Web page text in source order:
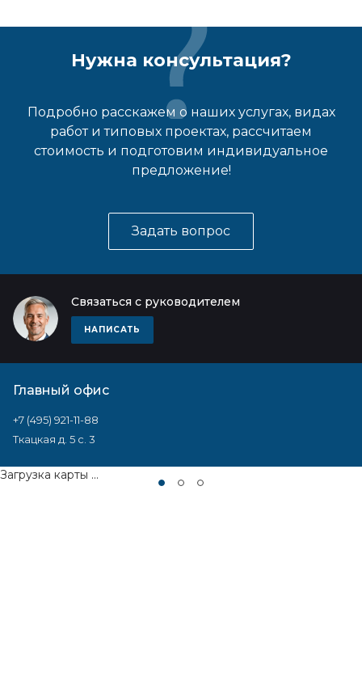
Нужна консультация?
Подробно расскажем о наших услугах, видах
работ и типовых проектах, рассчитаем
стоимость и подготовим индивидуальное
предложение!
Задать вопрос
Связаться с руководителем
НАПИСАТЬ
Главный офис
+7 (495) 921-11-88
Ткацкая д. 5 с. 3
Загрузка карты ...